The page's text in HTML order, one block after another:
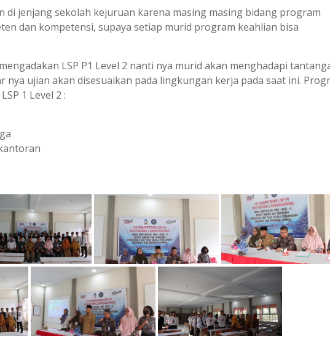
jenjang sekolah kejuruan karena masing masing bidang program
dan kompetensi, supaya setiap murid program keahlian bisa
LSP P1 Level 2 nanti nya murid akan menghadapi
nya ujian akan disesuaikan pada lingkungan kerja pada saat ini.
1 Level 2 :